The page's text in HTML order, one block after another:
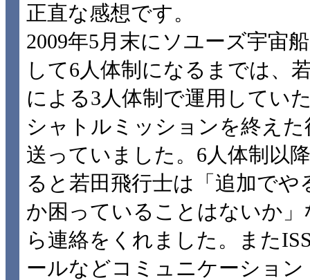
正直な感想です。
2009年5月末にソユーズ宇宙
して6人体制になるまでは、
による3人体制で運用してい
シャトルミッションを終え
送っていました。6人体制以
ると若田飛行士は「追加でや
か困っていることはないか
ら連絡をくれました。また
ールなどコミュニケーショ